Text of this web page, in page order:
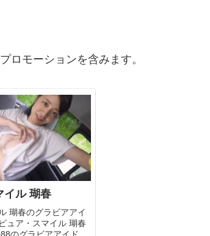
ロモーションを含みます。
イル 瑚春
瑚春のグラビアアイ
ュア・スマイル 瑚春